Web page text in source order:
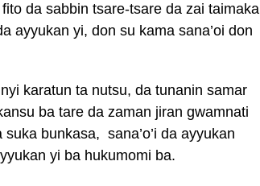
da sabbin tsare-tsare da zai taimaka
ayyukan yi, don su kama sana’oi don
karatun ta nutsu, da tunanin samar
ba tare da zaman jiran gwamnati
bunkasa, sana’o’i da ayyukan
yi ba hukumomi ba.